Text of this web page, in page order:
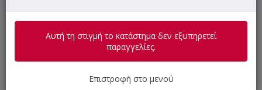
Όλα μας τα κρέατα, εκτός από το γύρο χοιρινό και το
γύρο κοτόπουλο, είναι χειροποίητα.
Αυτή τη στιγμή το κατάστημα δεν εξυπηρετεί
παραγγελίες.
Επιστροφή στο μενού